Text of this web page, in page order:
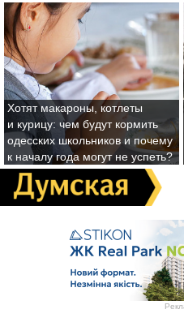
Хотят макароны, котлеты
и курицу: чем будут кормить
одесских школьников и почему
к началу года могут не успеть?